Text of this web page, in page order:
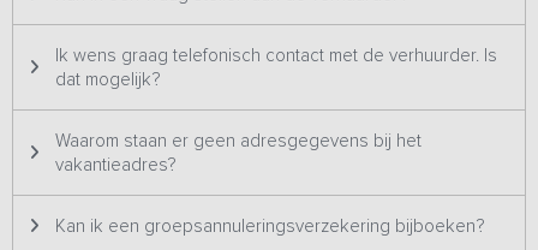
samenstellingen aangeboden op onze website. Het kan
daardoor zijn dat je een vermelding tegenkomt met
Ik wens graag telefonisch contact met de verhuurder. Is
dat mogelijk?
Waarom staan er geen adresgegevens bij het
vakantieadres?
Kan ik een groepsannuleringsverzekering bijboeken?